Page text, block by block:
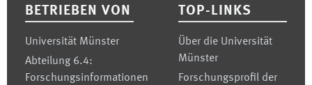
BETRIEBEN VON
Universität Münster
Abteilung 6.4:
Forschungsinformationen
TOP-LINKS
Über die Universität
Münster
Forschungsprofil der